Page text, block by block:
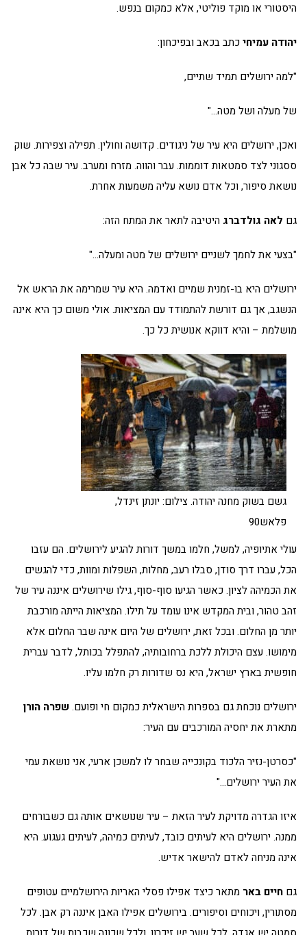
היסטורי או מוקד פוליטי, אלא כמקום בנפש.
יהודה עמיחיכתב בכאב ובפיכחון:
"למה ירושלים תמיד שתיים,
של מעלה ושל מטה…"
ואכן, ירושלים היא עיר של ניגודים. קדושה וחולין. תפילה וצפירות. שוק
ססגוני לצד סמטאות דוממות. עבר והווה. מזרח ומערב. עיר שבה כל אבן
נושאת סיפור, וכל אדם נושא עליה משמעות אחרת.
גם לאה גולדברג היטיבה לתאר את המתח הזה:
"בצעי את לחמך לשניים ירושלים של מטה ומעלה…"
ירושלים היא בו-זמנית שמיים ואדמה. היא עיר שמרימה את הראש אל
הנשגב, אך גם דורשת להתמודד עם המציאות. אולי משום כך היא אינה
מושלמת – והיא דווקא אנושית כל כך.
גשם בשוק מחנה יהודה. צילום: יונתן זינדל,
פלאש90
עולי אתיופיה, למשל, חלמו במשך דורות להגיע לירושלים. הם עזבו
הכל, עברו דרך סודן, סבלו רעב, מחלות, השפלות ומוות, כדי להגשים
את הכמיהה לציון. כאשר הגיעו סוף-סוף, גילו שירושלים איננה עיר של
זהב טהור, ובית המקדש אינו עומד על תילו. המציאות הייתה מורכבת
יותר מן החלום. ובכל זאת, ירושלים של היום אינה שבר החלום אלא
מימושו. עצם היכולת ללכת ברחובותיה, להתפלל בכותל, לדבר עברית
חופשית בארץ ישראל, היא נס שדורות רק חלמו עליו.
ירושלים נוכחת גם בספרות הישראלית כמקום חי ופועם.שפרה הורן
מתארת את יחסיה המורכבים עם העיר:
"כסרטן-נזיר הלכוד בקונכייה שבחר לו למשכן ארעי, אני נושאת עמי
את העיר ירושלים…"
איזו הגדרה מדויקת לעיר הזאת – עיר שנושאים אותה גם כשבורחים
ממנה. ירושלים היא לעיתים כובד, לעיתים כמיהה, לעיתים געגוע. היא
אינה מניחה לאדם להישאר אדיש.
גם חיים באר מתאר כיצד אפילו פסלי האריות הירושלמיים עטופים
מסתורין, ויכוחים וסיפורים. בירושלים אפילו האבן איננה רק אבן. לכל